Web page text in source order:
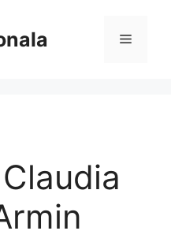
Meniu